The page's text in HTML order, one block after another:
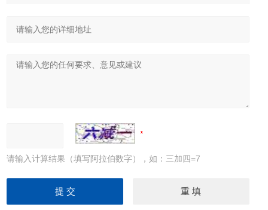
请输入计算结果（填写阿拉伯数字），如：三加四=7